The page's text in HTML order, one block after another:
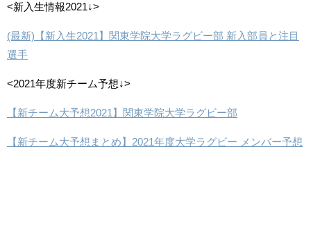
<新入生情報2021↓>
(最新)【新入生2021】関東学院大学ラグビー部 新入部員と注目
選手
<2021年度新チーム予想↓>
【新チーム大予想2021】関東学院大学ラグビー部
【新チーム大予想まとめ】2021年度大学ラグビー メンバー予想